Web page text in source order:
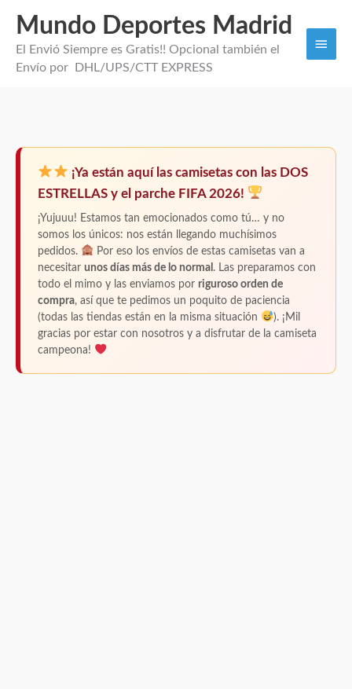
Mundo Deportes Madrid
El Envió Siempre es Gratis!! Opcional también el
Envío por DHL/UPS/CTT EXPRESS
¡Ya están aquí las camisetas con las DOS
ESTRELLAS y el parche FIFA 2026!
¡Yujuuu! Estamos tan emocionados como tú… y no
somos los únicos: nos están llegando muchísimos
pedidos.
Por eso los envíos de estas camisetas van a
necesitar unos días más de lo normal . Las preparamos con
todo el mimo y las enviamos por riguroso orden de
compra, así que te pedimos un poquito de paciencia
(todas las tiendas están en la misma situación
). ¡Mil
gracias por estar con nosotros y a disfrutar de la camiseta
campeona!
Estrellas
2026
cantidad